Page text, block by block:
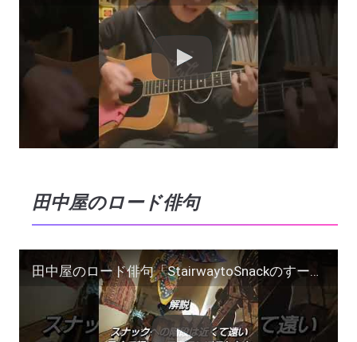
田中屋のロード俳句
田中屋のロード俳句「StairwaytoSnackのすーじーぐぁー」作/田中宏明 #スナックの女 #俳句 #わけありの女